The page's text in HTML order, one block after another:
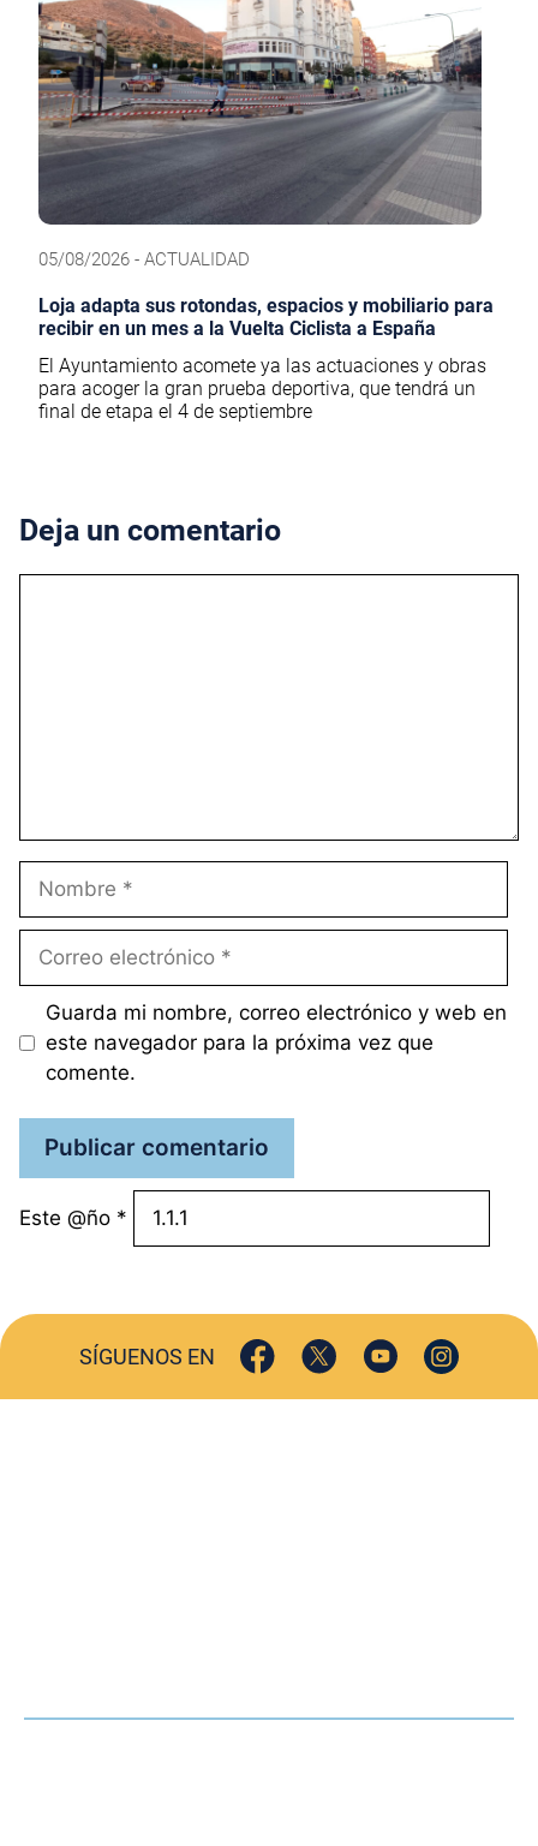
05/08/2026 - ACTUALIDAD
Loja adapta sus rotondas, espacios y mobiliario para
recibir en un mes a la Vuelta Ciclista a España
El Ayuntamiento acomete ya las actuaciones y obras
para acoger la gran prueba deportiva, que tendrá un
final de etapa el 4 de septiembre
Deja un comentario
electrónico
Guarda mi nombre, correo electrónico y web en
este navegador para la próxima vez que
comente.
Este @ño *
SÍGUENOS EN